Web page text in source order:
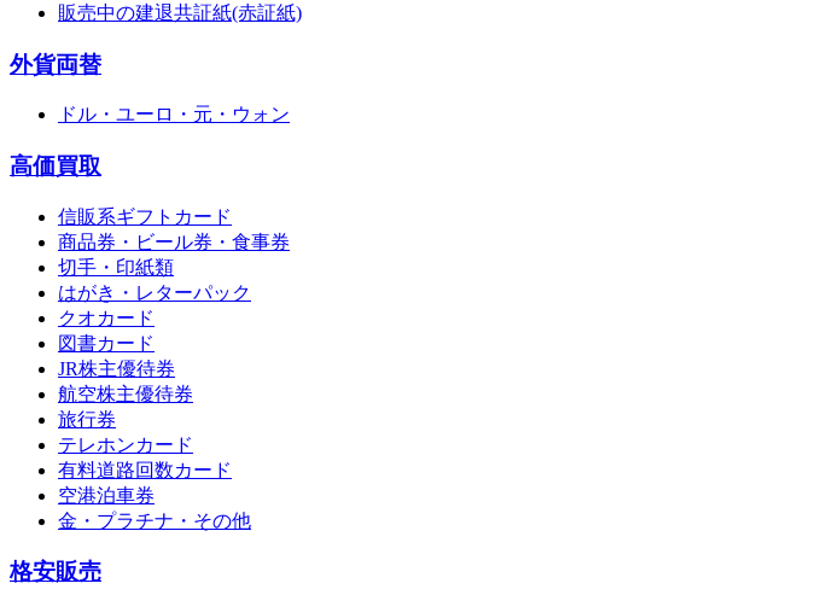
販売中の建退共証紙(赤証紙)
外貨両替
ドル・ユーロ・元・ウォン
高価買取
信販系ギフトカード
商品券・ビール券・食事券
切手・印紙類
はがき・レターパック
クオカード
図書カード
JR株主優待券
航空株主優待券
旅行券
テレホンカード
有料道路回数カード
空港泊車券
金・プラチナ・その他
格安販売